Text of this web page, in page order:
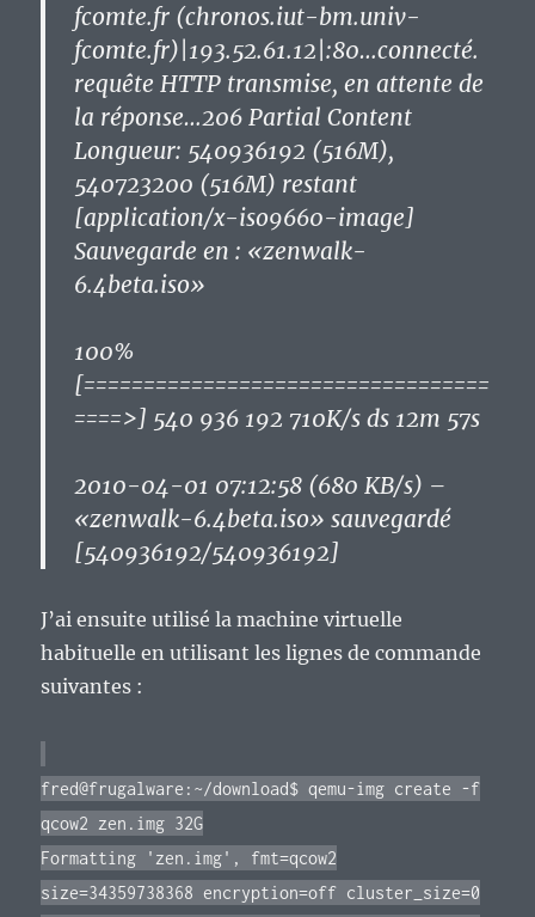
fcomte.fr (chronos.iut-bm.univ-
fcomte.fr)|193.52.61.12|:80…connecté.
requête HTTP transmise, en attente de
la réponse…206 Partial Content
Longueur: 540936192 (516M),
540723200 (516M) restant
[application/x-iso9660-image]
Sauvegarde en : «zenwalk-
6.4beta.iso»
100%
[==================================
====>] 540 936 192 710K/s ds 12m 57s
2010-04-01 07:12:58 (680 KB/s) –
«zenwalk-6.4beta.iso» sauvegardé
[540936192/540936192]
J’ai ensuite utilisé la machine virtuelle
habituelle en utilisant les lignes de commande
suivantes :
fred@frugalware:~/download$ qemu-img create -f
qcow2 zen.img 32G
Formatting 'zen.img', fmt=qcow2
size=34359738368 encryption=off cluster_size=0